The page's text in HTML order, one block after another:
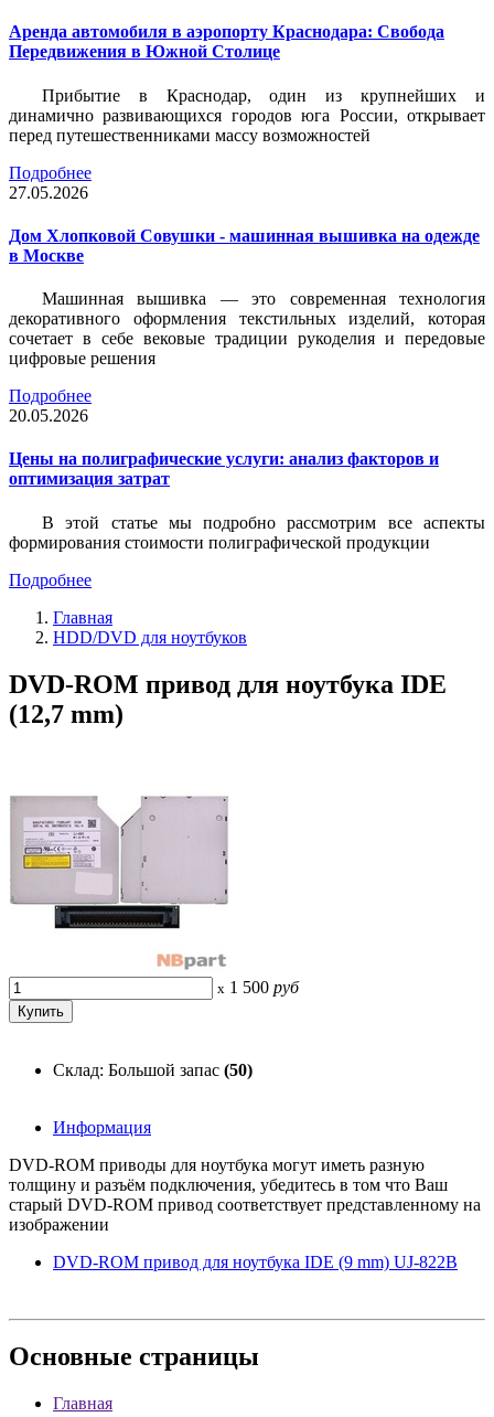
Аренда автомобиля в аэропорту Краснодара: Свобода
Передвижения в Южной Столице
Прибытие в Краснодар, один из крупнейших и
динамично развивающихся городов юга России, открывает
перед путешественниками массу возможностей
Подробнее
27.05.2026
Дом Хлопковой Совушки - машинная вышивка на одежде
в Москве
Машинная вышивка — это современная технология
декоративного оформления текстильных изделий, которая
сочетает в себе вековые традиции рукоделия и передовые
цифровые решения
Подробнее
20.05.2026
Цены на полиграфические услуги: анализ факторов и
оптимизация затрат
В этой статье мы подробно рассмотрим все аспекты
формирования стоимости полиграфической продукции
Подробнее
Главная
HDD/DVD для ноутбуков
DVD-ROM привод для ноутбука IDE
(12,7 mm)
x 1 500 руб
Склад: Большой запас (50)
Информация
DVD-ROM приводы для ноутбука могут иметь разную
толщину и разъём подключения, убедитесь в том что Ваш
старый DVD-ROM привод соответствует представленному на
изображении
DVD-ROM привод для ноутбука IDE (9 mm) UJ-822B
Основные страницы
Главная